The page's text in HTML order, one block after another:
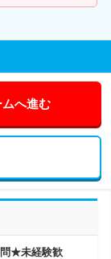
へ進む
★未経験歓